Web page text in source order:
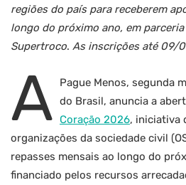
regiões do país para receberem
longo do próximo ano, em
Supertroco. As inscrições até 09/
A
Pague Menos, segunda
do Brasil, anuncia a
Coração 2026, iniciativa
organizações da sociedade civil
repasses mensais ao longo do
financiado pelos recursos